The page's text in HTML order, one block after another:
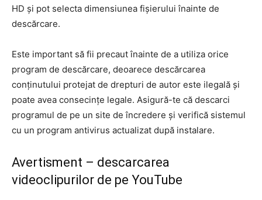
HD și pot selecta dimensiunea fișierului înainte de
descărcare.
Este important să fii precaut înainte de a utiliza orice
program de descărcare, deoarece descărcarea
conținutului protejat de drepturi de autor este ilegală și
poate avea consecințe legale. Asigură-te că descarci
programul de pe un site de încredere și verifică sistemul
cu un program antivirus actualizat după instalare.
Avertisment – descarcarea
videoclipurilor de pe YouTube